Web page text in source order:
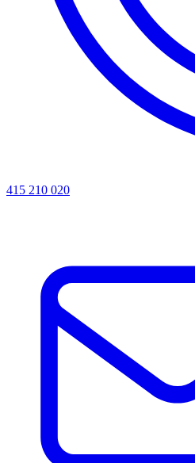
415 210 020